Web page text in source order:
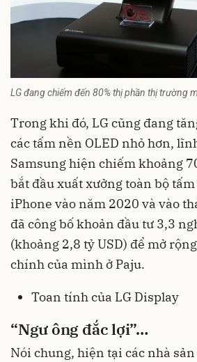
LG đang chiếm đến 80% thị phần thị trường
Trong khi đó, LGcũng đang
các tấm nền OLED nhỏ hơn,
Samsung hiện chiếm khoảng
bắt đầu xuất xưởng toàn bộ
iPhone vào năm 2020 và vào
đã công bố khoản đầu tư 3,3
(khoảng 2,8 tỷ USD) để mở
chính của mình ở Paju.
Toan tính của LG Display
“Ngư ông đắc lợi”…
Nói chung, hiện tại các nhà